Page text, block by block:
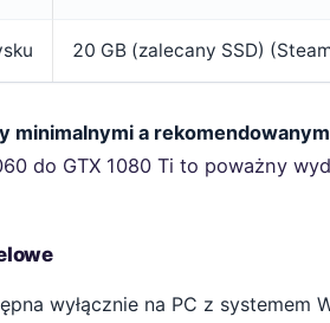
20 GB (zalecany SSD)
minimalnymi a
do GTX 1080 Ti to poważny
wyłącznie na PC z systemem